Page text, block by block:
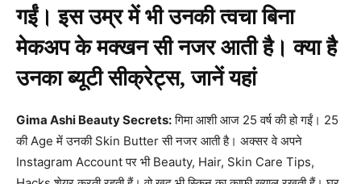
गईं। इस उम्र में भी उनकी त्वचा बिना
मेकअप के मक्खन सी नजर आती है। क्या है
उनका ब्यूटी सीक्रेट्स, जानें यहां
Gima Ashi Beauty Secrets:गिमा आशी आज 25 वर्ष की हो गईं। 25
की Age में उनकी Skin Butter सी नजर आती है। अक्सर वे अपने
Instagram Account पर भी Beauty, Hair, Skin Care Tips,